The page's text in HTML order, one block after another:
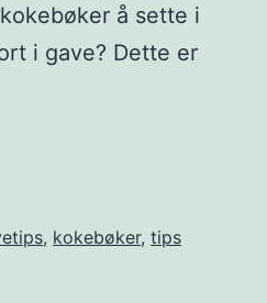
å sette i
i gave? Dette er
, kokebøker, tips